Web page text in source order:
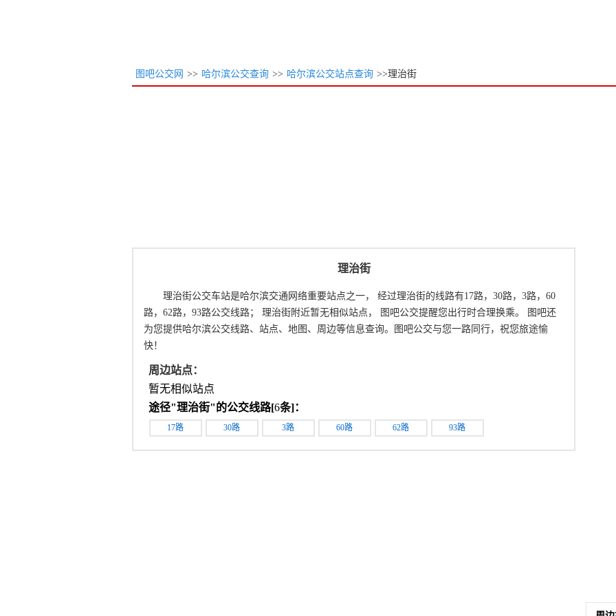
图吧公交网 >> 哈尔滨公交查询 >> 哈尔滨公交站点查询 >>理治街
理治街
理治街公交车站是哈尔滨交通网络重要站点之一， 经过理治街的线路有17路，30路，3路，60
路，62路，93路公交线路； 理治街附近暂无相似站点， 图吧公交提醒您出行时合理换乘。 图吧还
为您提供哈尔滨公交线路、站点、地图、周边等信息查询。图吧公交与您一路同行，祝您旅途愉
快！
周边站点：
暂无相似站点
途径"理治街"的公交线路[6条]：
17路 30路 3路 60路 62路 93路